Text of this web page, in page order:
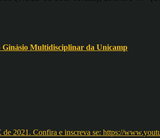
Ginásio Multidisciplinar da Unicamp